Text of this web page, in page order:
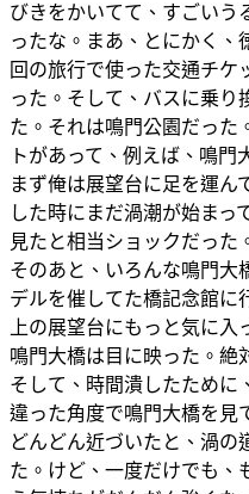
びきをかいてて、すごいう
ったな。まあ、とにかく、
回の旅行で使った交通チケ
った。そして、バスに乗り
た。それは鳴門公園だった
トがあって、例えば、鳴門
まず俺は展望台に足を運ん
した時にまだ渦潮が始まっ
見たと相当ショックだった
そのあと、いろんな鳴門大
デルを催してた橋記念館に
上の展望台にもっと気に
鳴門大橋は目に映った。絶
そして、時間潰したために
違った角度で鳴門大橋を見
どんどん近づいたと、渦の
た。けど、一度だけでも、